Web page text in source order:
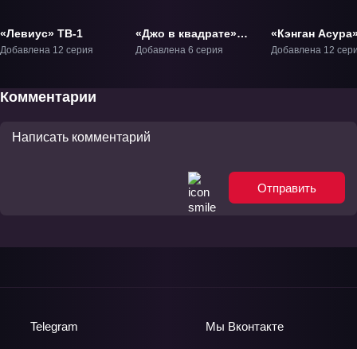
«Левиус» ТВ-1
Добавлена 12 серия
«Джо в квадрате»
ТВ-1
Добавлена 6 серия
«Кэнган
ТВ-1.1
Добавлена 12
Комментарии
Отправить
Telegram Мы Вконтакте